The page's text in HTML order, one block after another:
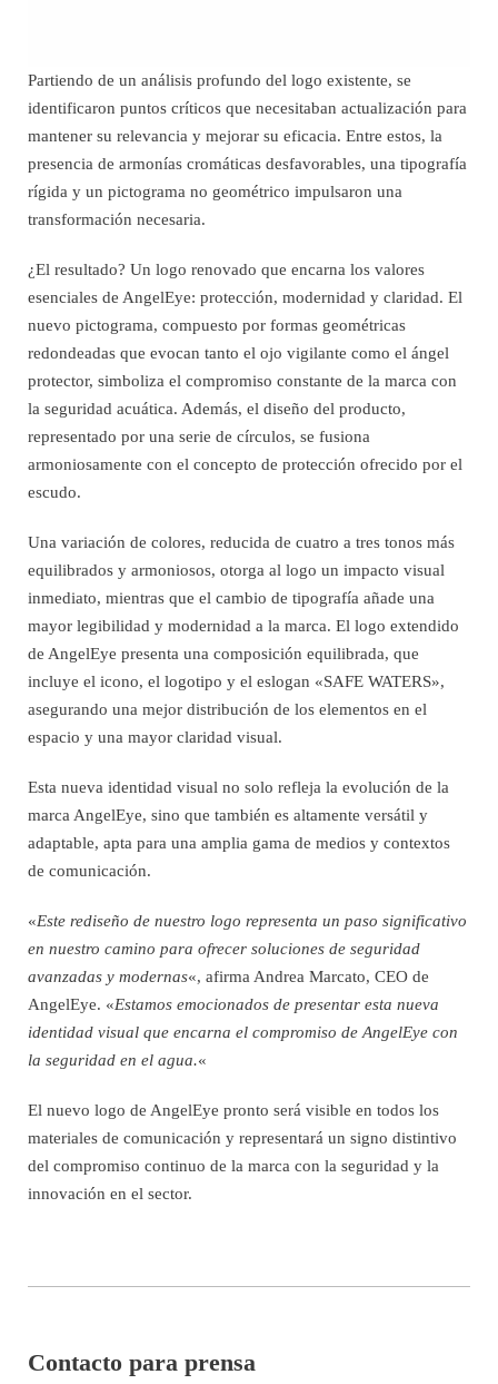
Partiendo de un análisis profundo del logo existente, se
identificaron puntos críticos que necesitaban actualización para
mantener su relevancia y mejorar su eficacia. Entre estos, la
presencia de armonías cromáticas desfavorables, una tipografía
rígida y un pictograma no geométrico impulsaron una
transformación necesaria.
¿El resultado? Un logo renovado que encarna los valores
esenciales de AngelEye: protección, modernidad y claridad. El
nuevo pictograma, compuesto por formas geométricas
redondeadas que evocan tanto el ojo vigilante como el ángel
protector, simboliza el compromiso constante de la marca con
la seguridad acuática. Además, el diseño del producto,
representado por una serie de círculos, se fusiona
armoniosamente con el concepto de protección ofrecido por el
escudo.
Una variación de colores, reducida de cuatro a tres tonos más
equilibrados y armoniosos, otorga al logo un impacto visual
inmediato, mientras que el cambio de tipografía añade una
mayor legibilidad y modernidad a la marca. El logo extendido
de AngelEye presenta una composición equilibrada, que
incluye el icono, el logotipo y el eslogan «SAFE WATERS»,
asegurando una mejor distribución de los elementos en el
espacio y una mayor claridad visual.
Esta nueva identidad visual no solo refleja la evolución de la
marca AngelEye, sino que también es altamente versátil y
adaptable, apta para una amplia gama de medios y contextos
de comunicación.
«Este rediseño de nuestro logo representa un paso significativo
en nuestro camino para ofrecer soluciones de seguridad
avanzadas y modernas«, afirma Andrea Marcato, CEO de
AngelEye. «Estamos emocionados de presentar esta nueva
identidad visual que encarna el compromiso de AngelEye con
la seguridad en el agua.«
El nuevo logo de AngelEye pronto será visible en todos los
materiales de comunicación y representará un signo distintivo
del compromiso continuo de la marca con la seguridad y la
innovación en el sector.
Contacto para prensa